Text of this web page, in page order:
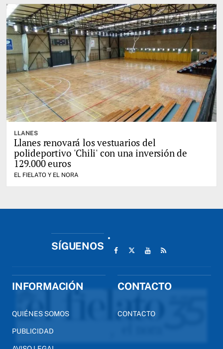
LLANES
Llanes renovará los vestuarios del
polideportivo 'Chili' con una inversión de
129.000 euros
EL FIELATO Y EL NORA
SÍGUENOS
INFORMACIÓN
QUIÉNES SOMOS
PUBLICIDAD
CONTACTO
CONTACTO